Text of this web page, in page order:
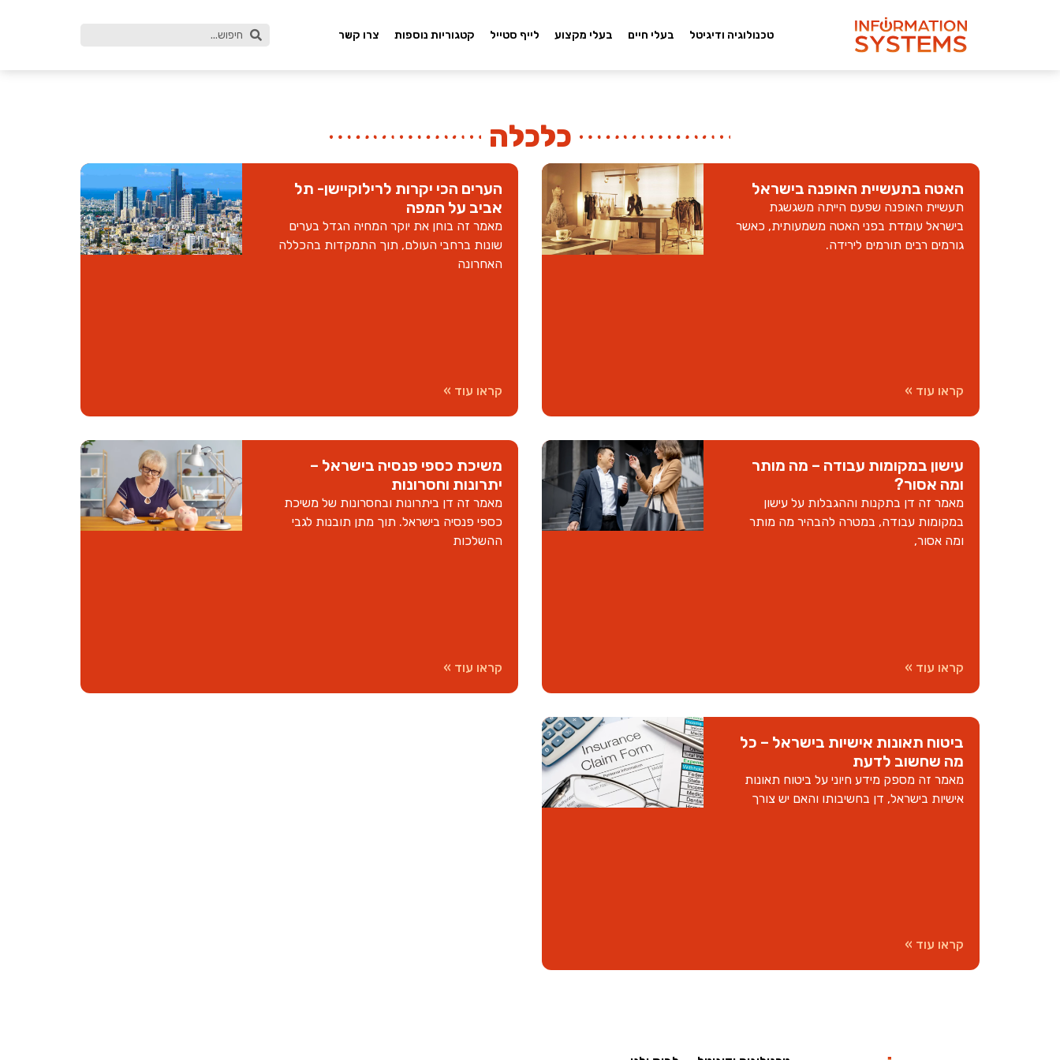
טכנולוגיה ודיגיטל בעלי חיים בעלי מקצוע לייף סטייל קטגוריות נוספות צרו קשר
כלכלה
האטה בתעשיית האופנה בישראל
תעשיית האופנה שפעם הייתה משגשגת
בישראל עומדת בפני האטה משמעותית, כאשר
גורמים רבים תורמים לירידה.
קראו עוד »
הערים הכי יקרות לרילוקיישן- תל
אביב על המפה
מאמר זה בוחן את יוקר המחיה הגדל בערים
שונות ברחבי העולם, תוך התמקדות בהכללה
האחרונה
קראו עוד »
עישון במקומות עבודה – מה מותר
ומה אסור?
מאמר זה דן בתקנות וההגבלות על עישון
במקומות עבודה, במטרה להבהיר מה מותר
ומה אסור,
קראו עוד »
משיכת כספי פנסיה בישראל –
יתרונות וחסרונות
מאמר זה דן ביתרונות ובחסרונות של משיכת
כספי פנסיה בישראל. תוך מתן תובנות לגבי
ההשלכות
קראו עוד »
ביטוח תאונות אישיות בישראל – כל
מה שחשוב לדעת
מאמר זה מספק מידע חיוני על ביטוח תאונות
אישיות בישראל, דן בחשיבותו והאם יש צורך
קראו עוד »